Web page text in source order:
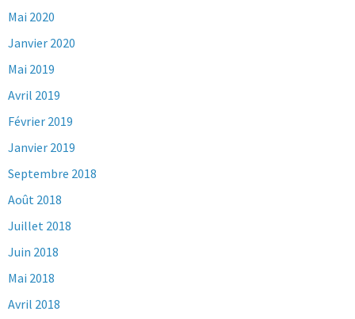
Mai 2020
Janvier 2020
Mai 2019
Avril 2019
Février 2019
Janvier 2019
Septembre 2018
Août 2018
Juillet 2018
Juin 2018
Mai 2018
Avril 2018